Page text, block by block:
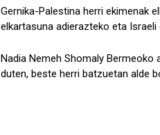
Gernika-Palestina herri ekimenak
elkartasuna adierazteko eta
Nadia Nemeh Shomaly
duten, beste herri batzuetan alde